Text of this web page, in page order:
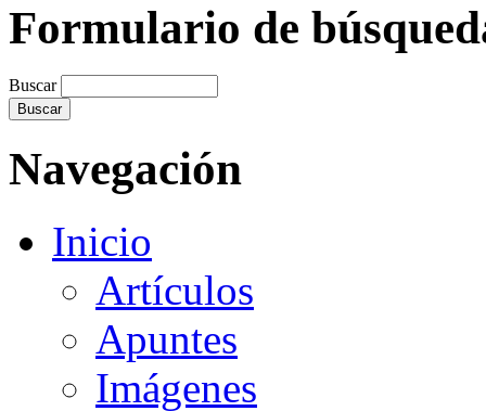
Formulario de
Buscar
Navegación
Inicio
Artículos
Apuntes
Imágenes